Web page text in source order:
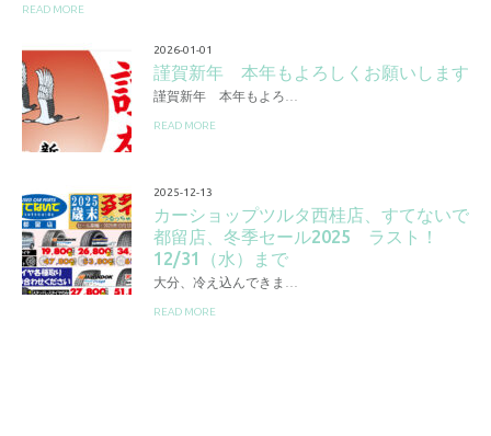
READ MORE
2026-01-01
謹賀新年 本年もよろしくお願いします
謹賀新年 本年もよろ…
READ MORE
2025-12-13
カーショップツルタ西桂店、すてないで
都留店、冬季セール2025 ラスト！
12/31（水）まで
大分、冷え込んできま…
READ MORE